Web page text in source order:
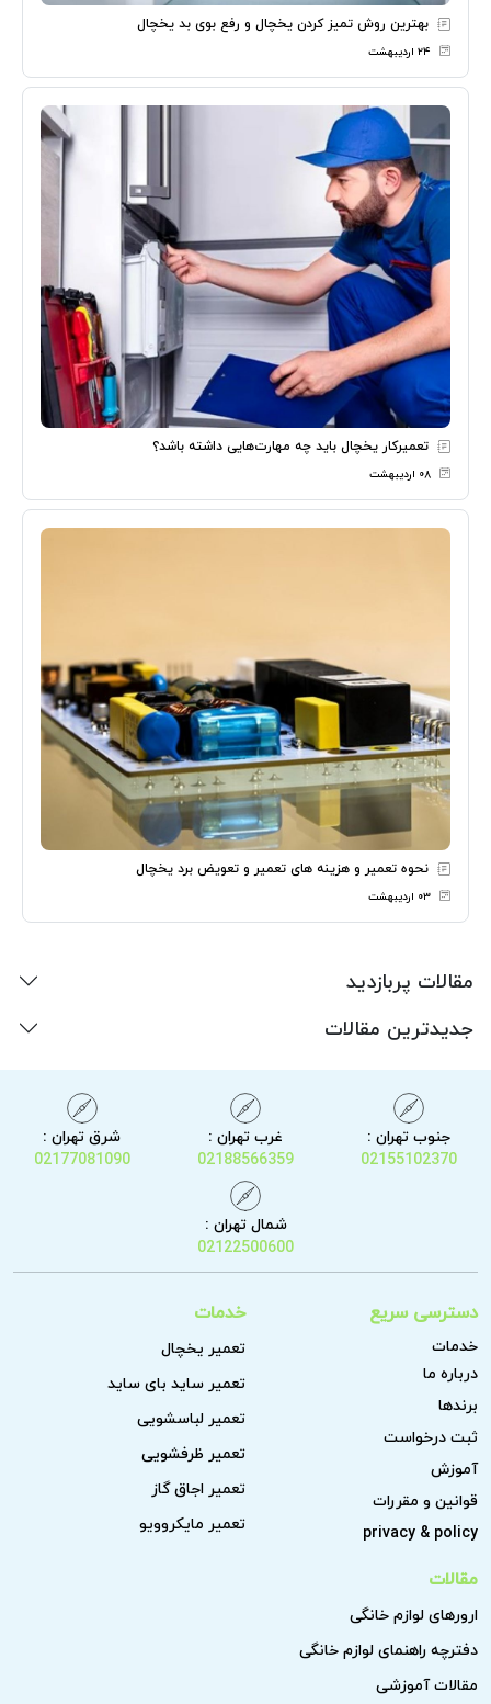
بهترین روش تمیز کردن یخچال و رفع بوی بد یخچال
۲۴ اردیبهشت
تعمیرکار یخچال باید چه مهارت‌هایی داشته باشد؟
۰۸ اردیبهشت
نحوه تعمیر و هزینه های تعمیر و تعویض برد یخچال
۰۳ اردیبهشت
مقالات پربازدید
جدیدترین مقالات
جنوب تهران :
02155102370
غرب تهران :
02188566359
شرق تهران :
02177081090
شمال تهران :
02122500600
دسترسی سریع
خدمات
درباره ما
برندها
ثبت درخواست
آموزش
قوانین و مقررات
privacy & policy
خدمات
تعمیر یخچال
تعمیر ساید بای ساید
تعمیر لباسشویی
تعمیر ظرفشویی
تعمیر اجاق گاز
تعمیر مایکروویو
مقالات
ارورهای لوازم خانگی
دفترچه راهنمای لوازم خانگی
مقالات آموزشی